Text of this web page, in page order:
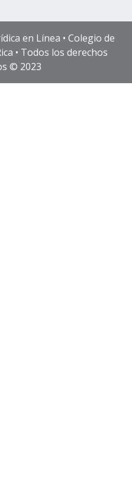
en Línea • Colegio de
• Todos los derechos
© 2023